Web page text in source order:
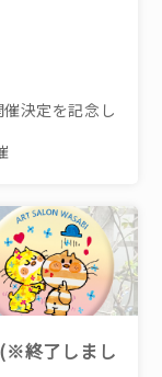
決定を記念し
終了しまし